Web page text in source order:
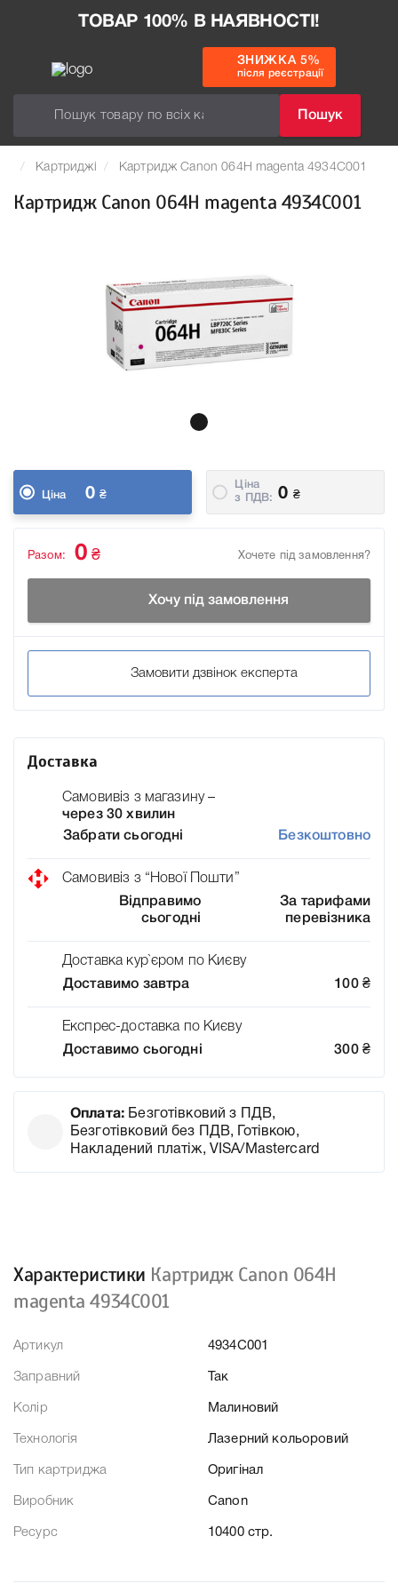
ТОВАР 100% В НАЯВНОСТІ!
Пошук
ЗНИЖКА 5%
після реєстрації
Картриджі Картридж Canon 064H magenta 4934C001
Картридж Canon 064H magenta 4934C001
Ціна 0 ₴
Ціна
з ПДВ:
0 ₴
Хочете під замовлення?
Разом: 0 ₴
Хочу під замовлення
Замовити дзвінок експерта
Доставка
Самовивіз з магазину –
через 30 хвилин
Забрати сьогодні
Безкоштовно
Самовивіз з “Нової Пошти”
Відправимо
сьогодні
За тарифами
перевізника
Доставка кур`єром по Києву
Доставимо завтра
100 ₴
Експрес-доставка по Києву
Доставимо сьогодні
300 ₴
Оплата: Безготівковий з ПДВ,
Безготівковий без ПДВ, Готівкою,
Накладений платіж, VISA/Mastercard
Характеристики Картридж Canon 064H
magenta 4934C001
Артикул 4934C001
Заправний Так
Колір Малиновий
Технологія Лазерний кольоровий
Тип картриджа Оригінал
Виробник Canon
Ресурс 10400 стр.